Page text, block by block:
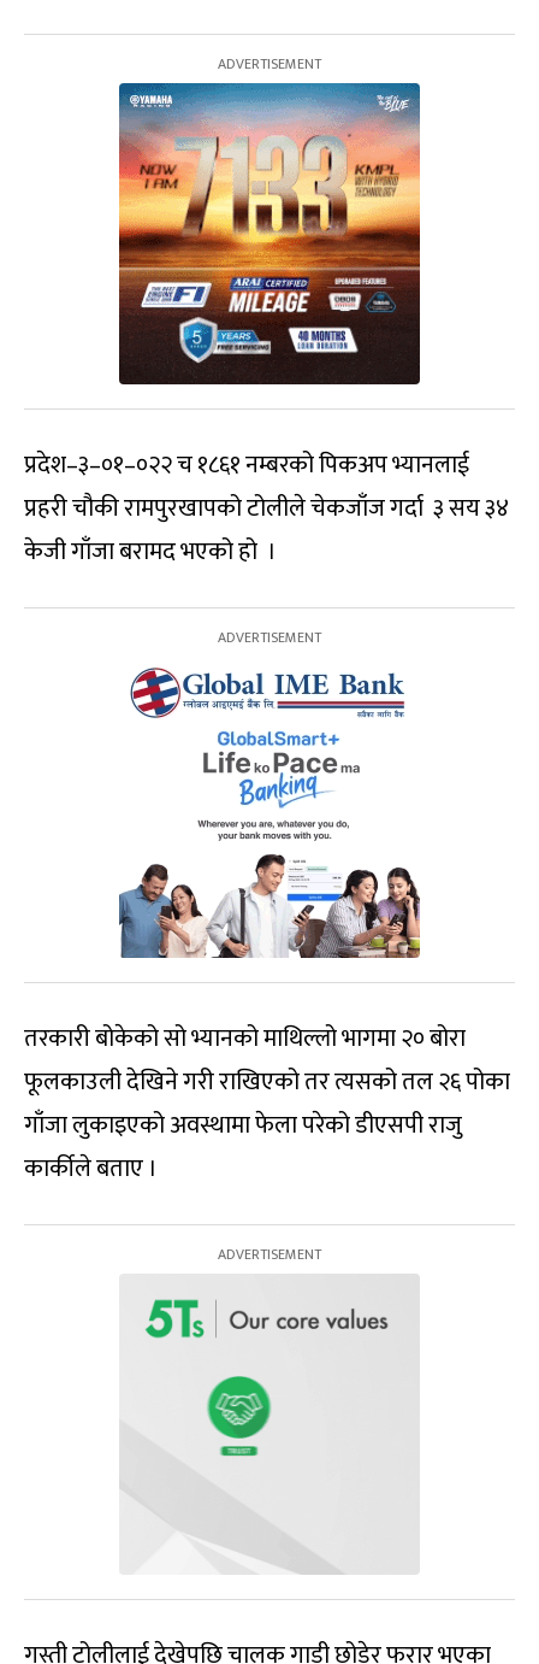
प्रदेश–३–०१–०२२ च १८६१ नम्बरको पिकअप भ्यानलाई
प्रहरी चौकी रामपुरखापको टोलीले चेकजाँज गर्दा ३ सय ३४
केजी गाँजा बरामद भएको हो ।
तरकारी बोकेको सो भ्यानको माथिल्लो भागमा २० बोरा
फूलकाउली देखिने गरी राखिएको तर त्यसको तल २६ पोका
गाँजा लुकाइएको अवस्थामा फेला परेको डीएसपी राजु
कार्कीले बताए ।
गस्ती टोलीलाई देखेपछि चालक गाडी छोडेर फरार भएका